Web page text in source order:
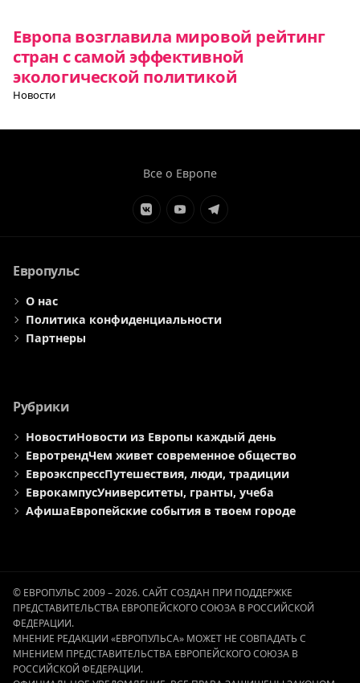
Европа возглавила мировой рейтинг
стран с самой эффективной
экологической политикой
Новости
Все о Европе
ЭлементЭлементЭлемент
Европульс
О нас
Политика конфиденциальности
Партнеры
Рубрики
НовостиНовости из Европы каждый день
ЕвротрендЧем живет современное общество
ЕвроэкспрессПутешествия, люди, традиции
ЕврокампусУниверситеты, гранты, учеба
АфишаЕвропейские события в твоем городе
© ЕВРОПУЛЬС 2009 – 2026. САЙТ СОЗДАН ПРИ ПОДДЕРЖКЕ
ПРЕДСТАВИТЕЛЬСТВА ЕВРОПЕЙСКОГО СОЮЗА В РОССИЙСКОЙ
ФЕДЕРАЦИИ.
МНЕНИЕ РЕДАКЦИИ «ЕВРОПУЛЬСА» МОЖЕТ НЕ СОВПАДАТЬ С
МНЕНИЕМ ПРЕДСТАВИТЕЛЬСТВА ЕВРОПЕЙСКОГО СОЮЗА В
РОССИЙСКОЙ ФЕДЕРАЦИИ.